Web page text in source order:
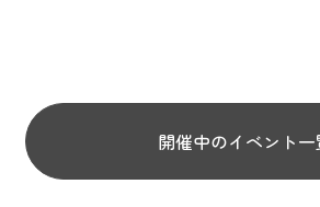
開催中のイベント